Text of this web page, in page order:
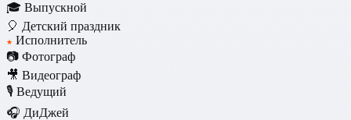
🎓 Выпускной
🎈 Детский праздник
★ Исполнитель
📷 Фотограф
🎥 Видеограф
🎙️ Ведущий
🎧 ДиДжей